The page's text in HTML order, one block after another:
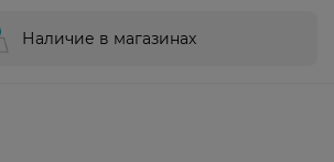
Наличие в магазинах